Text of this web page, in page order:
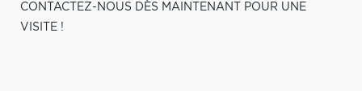
CONTACTEZ-NOUS DÈS MAINTENANT POUR UNE
VISITE !